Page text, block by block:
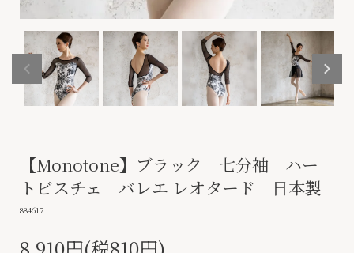
【Monotone】ブラック 七分袖 ハー
トビスチェ バレエ レオタード 日本製
884617